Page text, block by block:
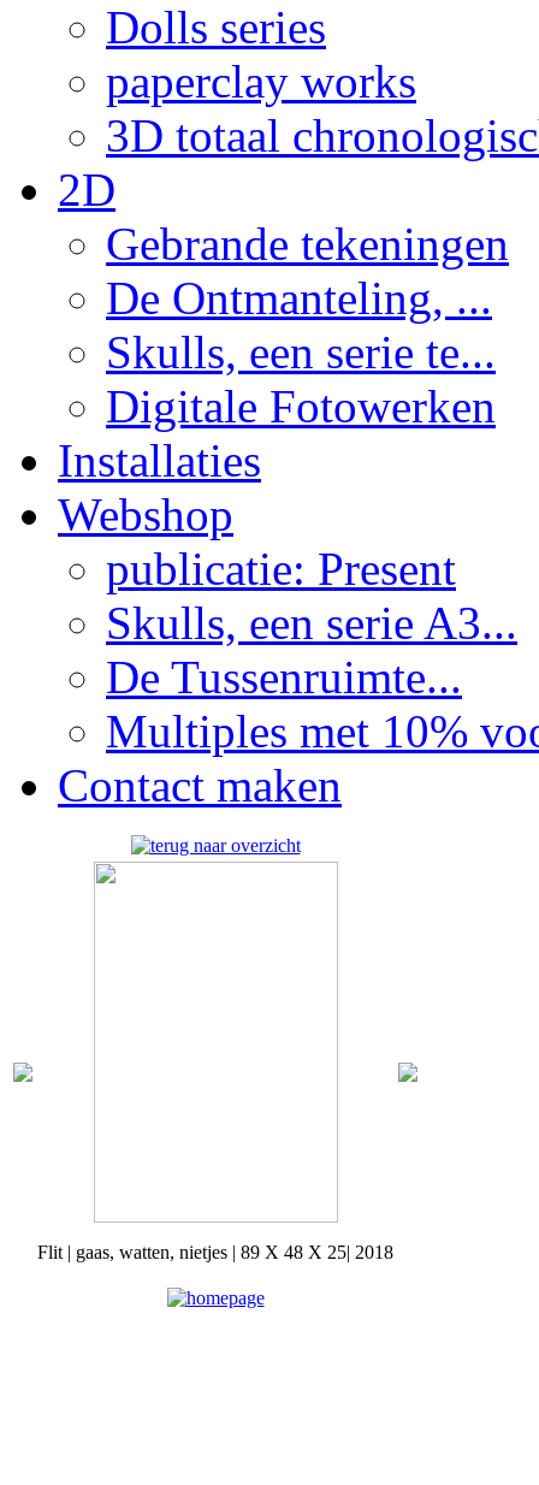
Dolls series
paperclay works
3D totaal
2D
Gebrande tekeningen
De Ontmanteling, ...
Skulls, een serie te...
Digitale Fotowerken
Installaties
Webshop
publicatie: Present
Skulls, een serie A3...
De Tussenruimte...
Multiples met 10%
Contact maken
Flit | gaas, watten, nietjes | 89 X 48 X 25| 2018